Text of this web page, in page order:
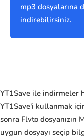
mp3 dosyalarına
indirebilirsiniz.
YT1Save ile indirmeler
YT1Save'i kullanmak
sonra Flvto
uygun dosyayı seçip